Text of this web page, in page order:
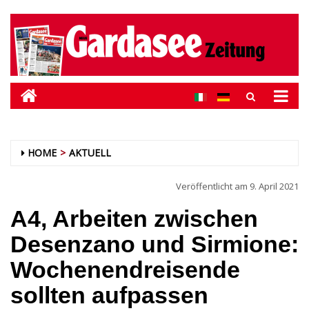
HOME AKTUELL
Veröffentlicht am 9. April 2021
A4, Arbeiten zwischen
Desenzano und Sirmione:
Wochenendreisende
sollten aufpassen